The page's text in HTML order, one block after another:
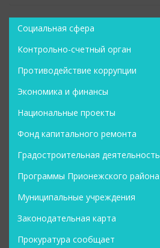
Социальная сфера
Контрольно-счетный орган
Противодействие коррупции
Экономика и финансы
Национальные проекты
Фонд капитального ремонта
Градостроительная деятельность
Программы Прионежского района
Муниципальные учреждения
Законодательная карта
Прокуратура сообщает